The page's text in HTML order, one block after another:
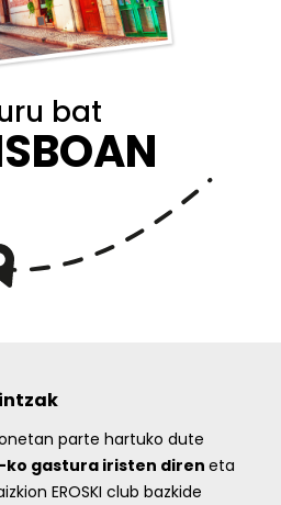
bat
parte hartuko dute
ko gastura iristen diren eta
EROSKI club bazkide